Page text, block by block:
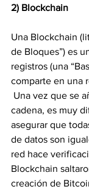
2) Blockchain
Una Blockchain
de Bloques”) es
registros (una
comparte en una
Una vez que se
cadena, es muy
asegurar que
de datos son
red hace
Blockchain
creación de